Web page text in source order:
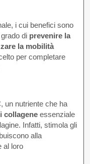
i cui benefici sono
di prevenire la
la mobilità
per completare
un nutriente che ha
collagene essenziale
Infatti, stimola gli
alla
al loro